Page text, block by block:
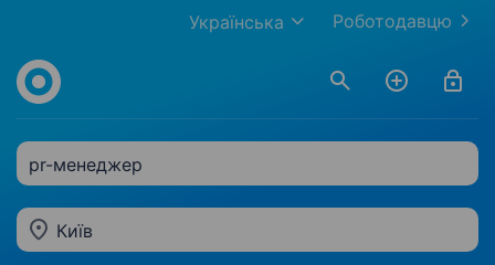
Роботодавцю
Українська
pr-менеджер
Київ